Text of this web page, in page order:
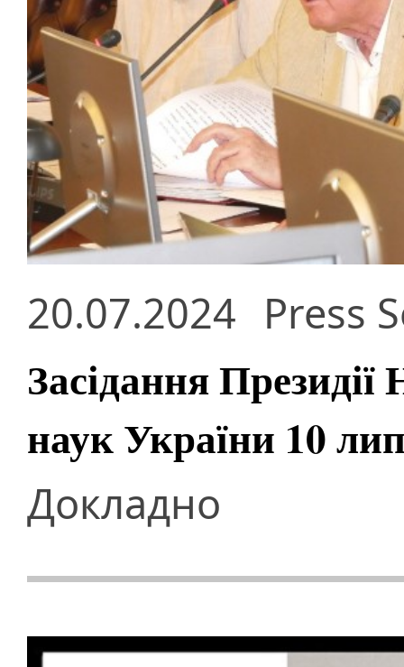
20.07.2024 Press
Засідання Президії
наук України 10
Докладно